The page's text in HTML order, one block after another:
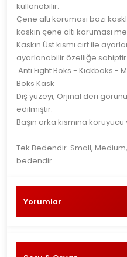
kullanabilir.
Çene altı koruması bazı
kaskın çene altı koruması
Kaskın Üst kısmı cırt ile
ayarlanabilir özelliğe sahiptir.
Anti Fight Boks - Kickboks -
Boks Kask
Dış yüzeyi, Orjinal deri
edilmiştir.
Başın arka kısmına
Tek Bedendir. Small,
bedendir.
Yorumlar